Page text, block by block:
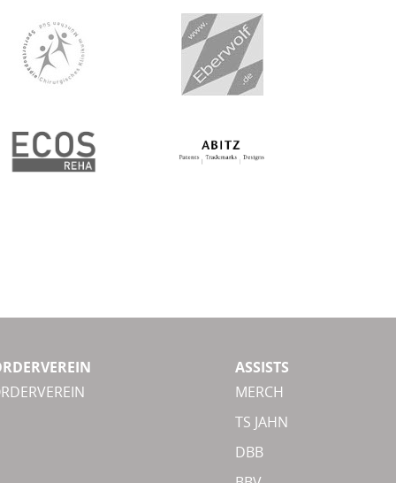
ASSISTS
MERCH
TS JAHN
DBB